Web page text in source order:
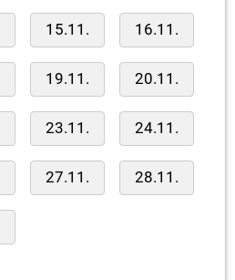
15.11. 16.11.
19.11. 20.11.
23.11. 24.11.
27.11. 28.11.